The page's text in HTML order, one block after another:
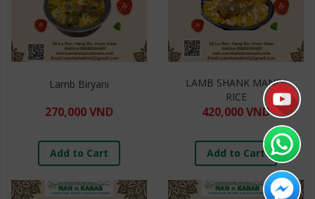
Lamb Biryani
270,000 VND
Add to Cart
LAMB SHANK MANDI
RICE
420,000 VND
Add to Cart